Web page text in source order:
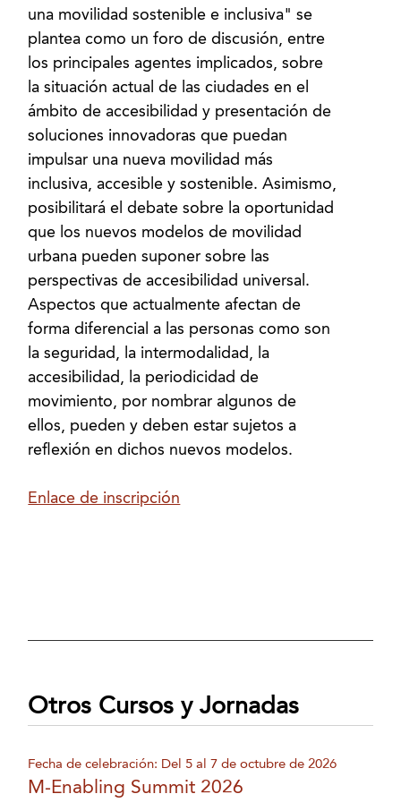
una movilidad sostenible e inclusiva" se
plantea como un foro de discusión, entre
los principales agentes implicados, sobre
la situación actual de las ciudades en el
ámbito de accesibilidad y presentación de
soluciones innovadoras que puedan
impulsar una nueva movilidad más
inclusiva, accesible y sostenible. Asimismo,
posibilitará el debate sobre la oportunidad
que los nuevos modelos de movilidad
urbana pueden suponer sobre las
perspectivas de accesibilidad universal.
Aspectos que actualmente afectan de
forma diferencial a las personas como son
la seguridad, la intermodalidad, la
accesibilidad, la periodicidad de
movimiento, por nombrar algunos de
ellos, pueden y deben estar sujetos a
reflexión en dichos nuevos modelos.
Enlace de inscripción
Otros Cursos y Jornadas
Fecha de celebración: Del 5 al 7 de octubre de 2026
M-Enabling Summit 2026